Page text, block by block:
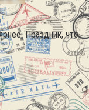
Праздник, что